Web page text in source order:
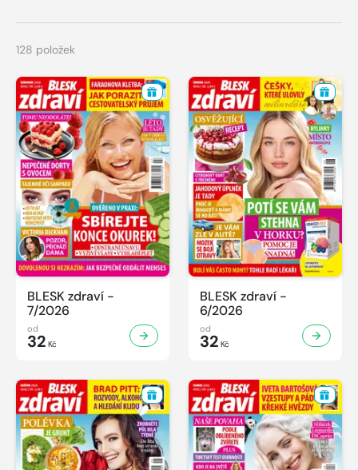
128 položek
BLESK zdraví -
7/2026
od
32 Kč
BLESK zdraví -
6/2026
od
32 Kč